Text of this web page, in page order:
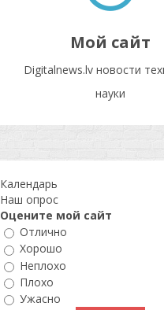
Мой сайт
Digitalnews.lv новости
науки
Календарь
Наш опрос
Оцените мой сайт
Отлично
Хорошо
Неплохо
Плохо
Ужасно